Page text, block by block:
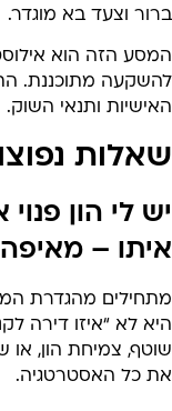
וצעד בא מוגדר.
הזה הוא
מתוכננת.
ותנאי השוק.
לי הון
– מאיפה
מהגדרת
לא “איזו דירה
צמיחת הון, או
כל האסטרטגיה.